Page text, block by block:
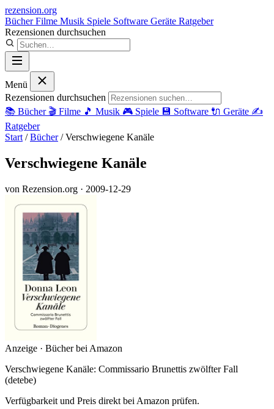
rezension.org
BücherFilme Musik Spiele Software Geräte Ratgeber
Rezensionen durchsuchen
Menü
Rezensionen durchsuchen
📚 Bücher 🎬 Filme 🎵 Musik 🎮 Spiele 💾 Software 🔌 Geräte ✍️
Ratgeber
Start / Bücher / Verschwiegene Kanäle
Verschwiegene Kanäle
von Rezension.org · 2009-12-29
Anzeige · Bücher bei Amazon
Verschwiegene Kanäle: Commissario Brunettis zwölfter Fall
(detebe)
Verfügbarkeit und Preis direkt bei Amazon prüfen.